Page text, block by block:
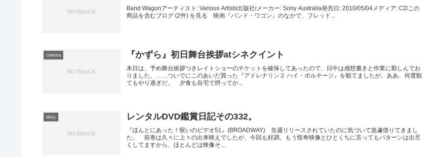
Band Wagonアーティスト: Various Artists出版社/メーカー: Sony Australia発売日: 2010/05/04メディア: CDこの
商品を含むブログ (2件) を見る 映画『バンド・ワゴン』のなかで、フレッド...
cinema 『かずら』初日舞台挨拶atシネクイント
本日は、予め舞台挨拶つきレイトショーのチケットを確保してあったので、日中は感想書きと作業に勤しんでお
りました。……ついでにこのあいだ買った『アドレナリン２ ハイ・ボルテージ』を観てましたが。ああ、何度観
てもやり過ぎだ。 夕食も自宅で摂ってか...
diary レンタルDVD鑑賞日記その332。
『ほんとにあった！呪いのビデオ51』(BROADWAY) 先週リリースされていたのに気づいて急遽借りてきまし
た。 前巻は久々に上々の出来映えでしたが、今回も好調。もう怪奇映像とひとくちに言ってもパターンは出尽
くしてますから、ほとんどは映像そ...